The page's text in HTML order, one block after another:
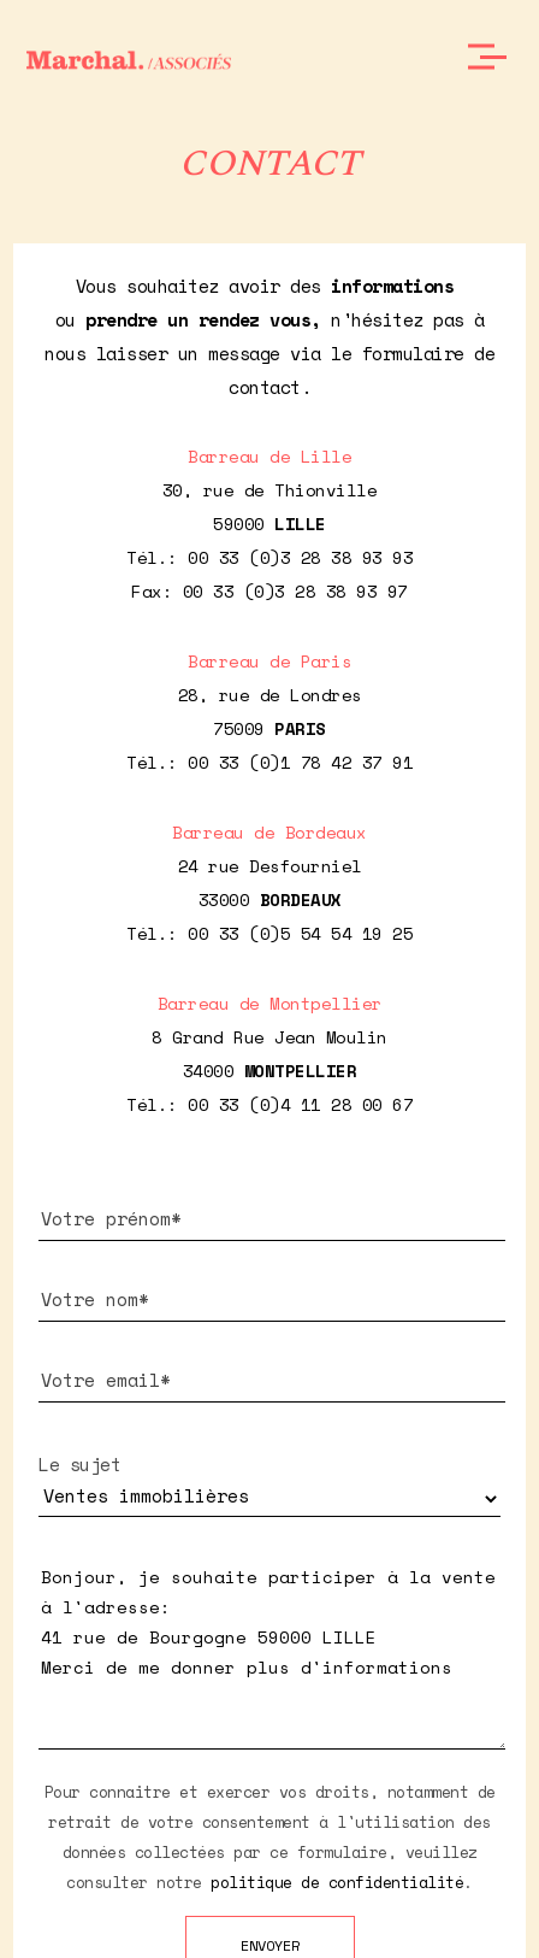
CONTACT
Vous souhaitez avoir des informations
ou prendre un rendez vous, n'hésitez pas à
nous laisser un message via le formulaire de
contact.
Barreau de Lille
30, rue de Thionville
59000 LILLE
Tél.: 00 33 (0)3 28 38 93 93
Fax: 00 33 (0)3 28 38 93 97
Barreau de Paris
28, rue de Londres
75009 PARIS
Tél.: 00 33 (0)1 78 42 37 91
Barreau de Bordeaux
24 rue Desfourniel
33000 BORDEAUX
Tél.: 00 33 (0)5 54 54 19 25
Barreau de Montpellier
8 Grand Rue Jean Moulin
34000 MONTPELLIER
Tél.: 00 33 (0)4 11 28 00 67
Le sujet
Pour connaitre et exercer vos droits, notamment de
retrait de votre consentement à l'utilisation des
données collectées par ce formulaire, veuillez
consulter notrepolitique de confidentialité.